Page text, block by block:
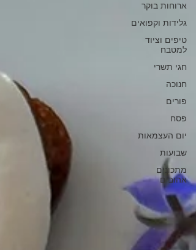
ארוחות בוקר
גלידות וקפואים
טיפים וציוד
למטבח
חגי תשרי
חנוכה
פורים
פסח
יום העצמאות
שבועות
מתכונים
אהובים